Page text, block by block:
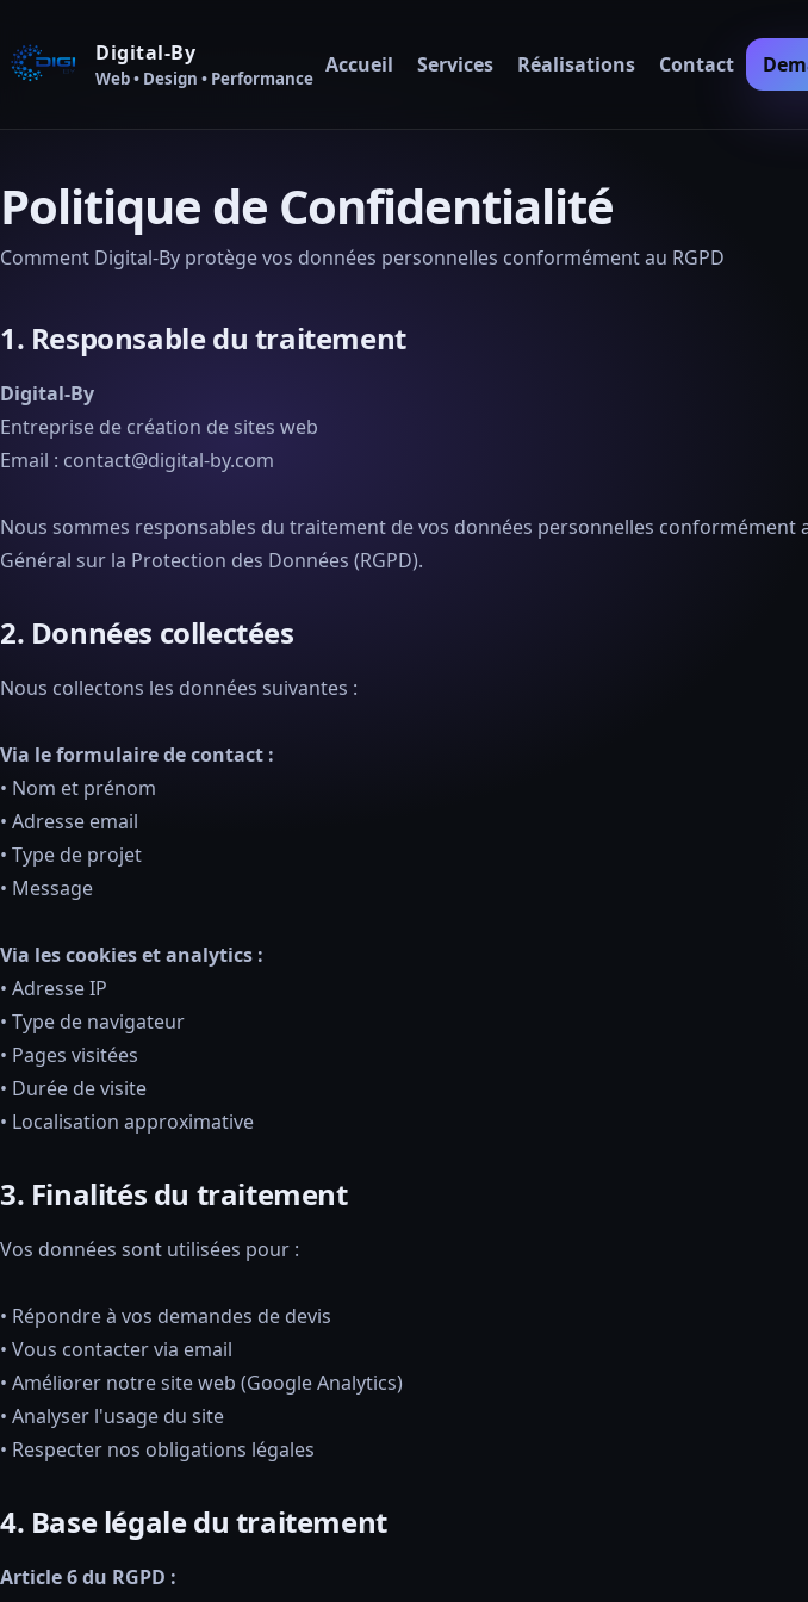
Digital-By
Web • Design • Performance
Accueil Services Réalisations Contact
Politique de Confidentialité
Comment Digital-By protège vos données personnelles conformément au RGPD
1. Responsable du traitement
Digital-By
Entreprise de création de sites web
Email : contact@digital-by.com
Nous sommes responsables du traitement de vos données personnelles conformément
Général sur la Protection des Données (RGPD).
2. Données collectées
Nous collectons les données suivantes :
Via le formulaire de contact :
• Nom et prénom
• Adresse email
• Type de projet
• Message
Via les cookies et analytics :
• Adresse IP
• Type de navigateur
• Pages visitées
• Durée de visite
• Localisation approximative
3. Finalités du traitement
Vos données sont utilisées pour :
• Répondre à vos demandes de devis
• Vous contacter via email
• Améliorer notre site web (Google Analytics)
• Analyser l'usage du site
• Respecter nos obligations légales
4. Base légale du traitement
Article 6 du RGPD :